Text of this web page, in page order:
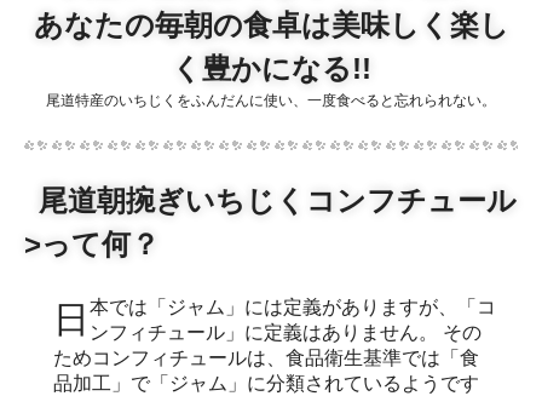
あなたの毎朝の食卓は美味しく楽し
く豊かになる!!
尾道特産のいちじくをふんだんに使い、一度食べると忘れられない。
尾道朝捥ぎいちじくコンフチュール
>って何？
日本では「ジャム」には定義がありますが、「コ ンフィチュール」に定義はありません。 その
ためコンフィチュールは、食品衛生基準では「食
品加工」で「ジャム」に分類されているようです